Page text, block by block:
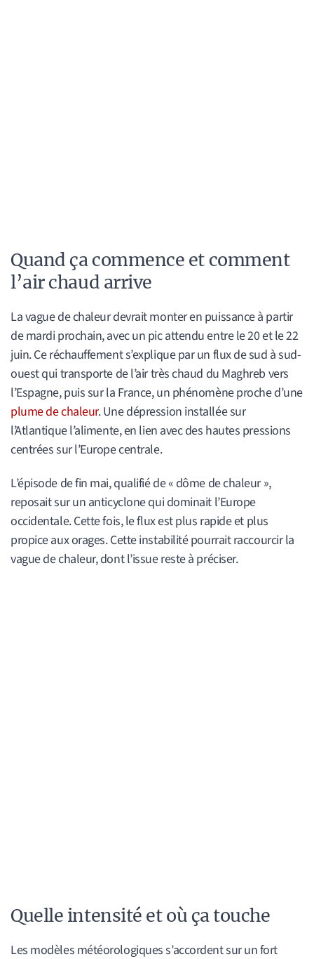
Quand ça commence et comment
l’air chaud arrive
La vague de chaleur devrait monter en puissance à partir
de mardi prochain, avec un pic attendu entre le 20 et le 22
juin. Ce réchauffement s’explique par un flux de sud à sud-
ouest qui transporte de l’air très chaud du Maghreb vers
l’Espagne, puis sur la France, un phénomène proche d’une
plume de chaleur. Une dépression installée sur
l’Atlantique l’alimente, en lien avec des hautes pressions
centrées sur l’Europe centrale.
L’épisode de fin mai, qualifié de « dôme de chaleur »,
reposait sur un anticyclone qui dominait l’Europe
occidentale. Cette fois, le flux est plus rapide et plus
propice aux orages. Cette instabilité pourrait raccourcir la
vague de chaleur, dont l’issue reste à préciser.
Quelle intensité et où ça touche
Les modèles météorologiques s’accordent sur un fort